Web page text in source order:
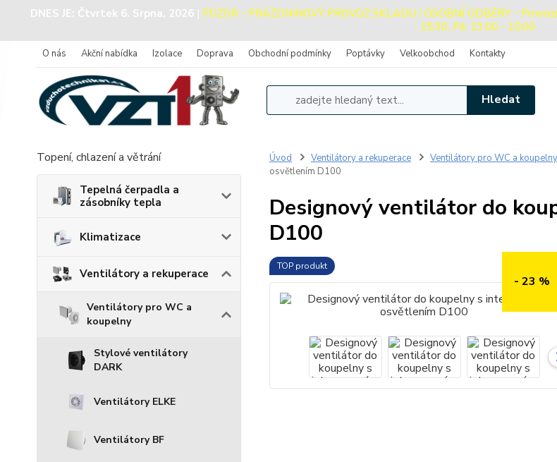
DNES JE: Čtvrtek 6. Srpna, 2026 | POZOR - PRÁZDNINOVÝ PROVOZ SKLADU / OSOBNÍ ODBĚRY -
- 15:30, Pá: 13:00 - 15:00
O nás Akční nabídka Izolace Doprava Obchodní podmínky Poptávky Velkoobchod Kontakty
Hledat
Topení, chlazení a větrání
Tepelná čerpadla a
zásobníky tepla
Klimatizace
Ventilátory a rekuperace
Ventilátory pro WC a
koupelny
Stylové ventilátory
DARK
Ventilátory ELKE
Ventilátory BF
Úvod Ventilátory a rekuperace Ventilátory pro WC a koupelny
osvětlením D100
Designový ventilátor do
D100
TOP produkt
- 23 %